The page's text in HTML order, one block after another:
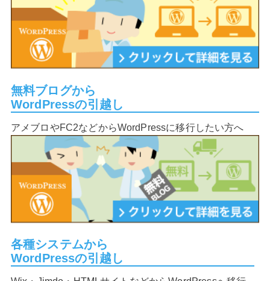
無料ブログから
WordPressの引越し
アメブロやFC2などからWordPressに移行したい方へ
各種システムから
WordPressの引越し